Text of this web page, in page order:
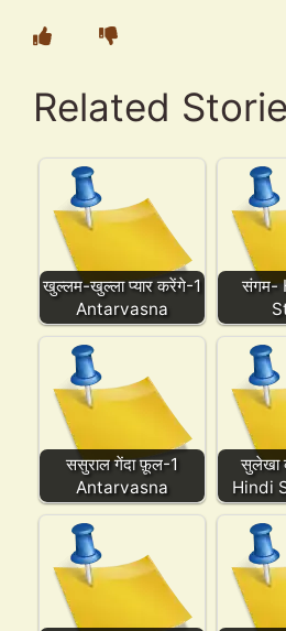
Related
खुल्लम-खुल्ला प्यार करेंगे-1
Antarvasna
संगम-
ससुराल गेंदा फ़ूल-1
Antarvasna
सुलेखा
Hindi